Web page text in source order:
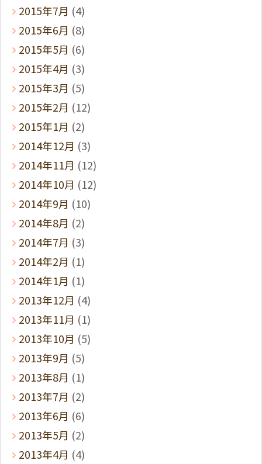
2015年7月 (4)
2015年6月 (8)
2015年5月 (6)
2015年4月 (3)
2015年3月 (5)
2015年2月 (12)
2015年1月 (2)
2014年12月 (3)
2014年11月 (12)
2014年10月 (12)
2014年9月 (10)
2014年8月 (2)
2014年7月 (3)
2014年2月 (1)
2014年1月 (1)
2013年12月 (4)
2013年11月 (1)
2013年10月 (5)
2013年9月 (5)
2013年8月 (1)
2013年7月 (2)
2013年6月 (6)
2013年5月 (2)
2013年4月 (4)